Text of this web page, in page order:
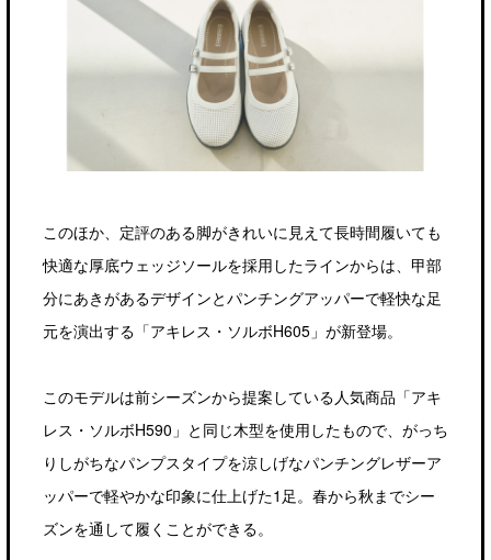
このほか、定評のある脚がきれいに見えて長時間履いても
快適な厚底ウェッジソールを採用したラインからは、甲部
分にあきがあるデザインとパンチングアッパーで軽快な足
元を演出する「アキレス・ソルボH605」が新登場。
このモデルは前シーズンから提案している人気商品「アキ
レス・ソルボH590」と同じ木型を使用したもので、がっち
りしがちなパンプスタイプを涼しげなパンチングレザーア
ッパーで軽やかな印象に仕上げた1足。春から秋までシー
ズンを通して履くことができる。